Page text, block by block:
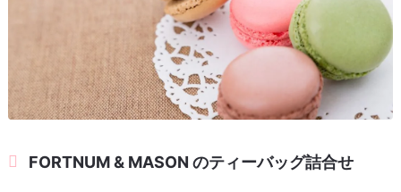
FORTNUM & MASON のティーバッグ詰合せ